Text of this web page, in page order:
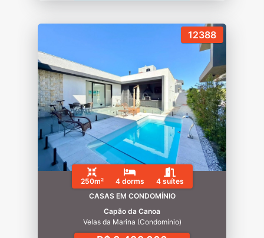
12388
250m² 4 dorms
4 suítes
CASAS EM CONDOMÍNIO
Capão da Canoa
Velas da Marina (Condomínio)